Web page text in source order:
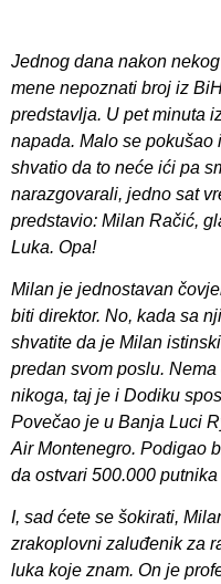
Jednog dana nakon
mene nepoznati broj iz
predstavlja. U pet minuta
napada. Malo se pokušao
shvatio da to neće ići pa
narazgovarali, jedno sat
predstavio: Milan Račić,
Luka. Opa!
Milan je jednostavan
biti direktor. No, kada sa
shvatite da je Milan
predan svom poslu.
nikoga, taj je i Dodiku
Povečao je u Banja Luci
Air Montenegro. Podigao
da ostvari 500.000
I, sad ćete se šokirati,
zrakoplovni zaluđenik za
luka koje znam. On je